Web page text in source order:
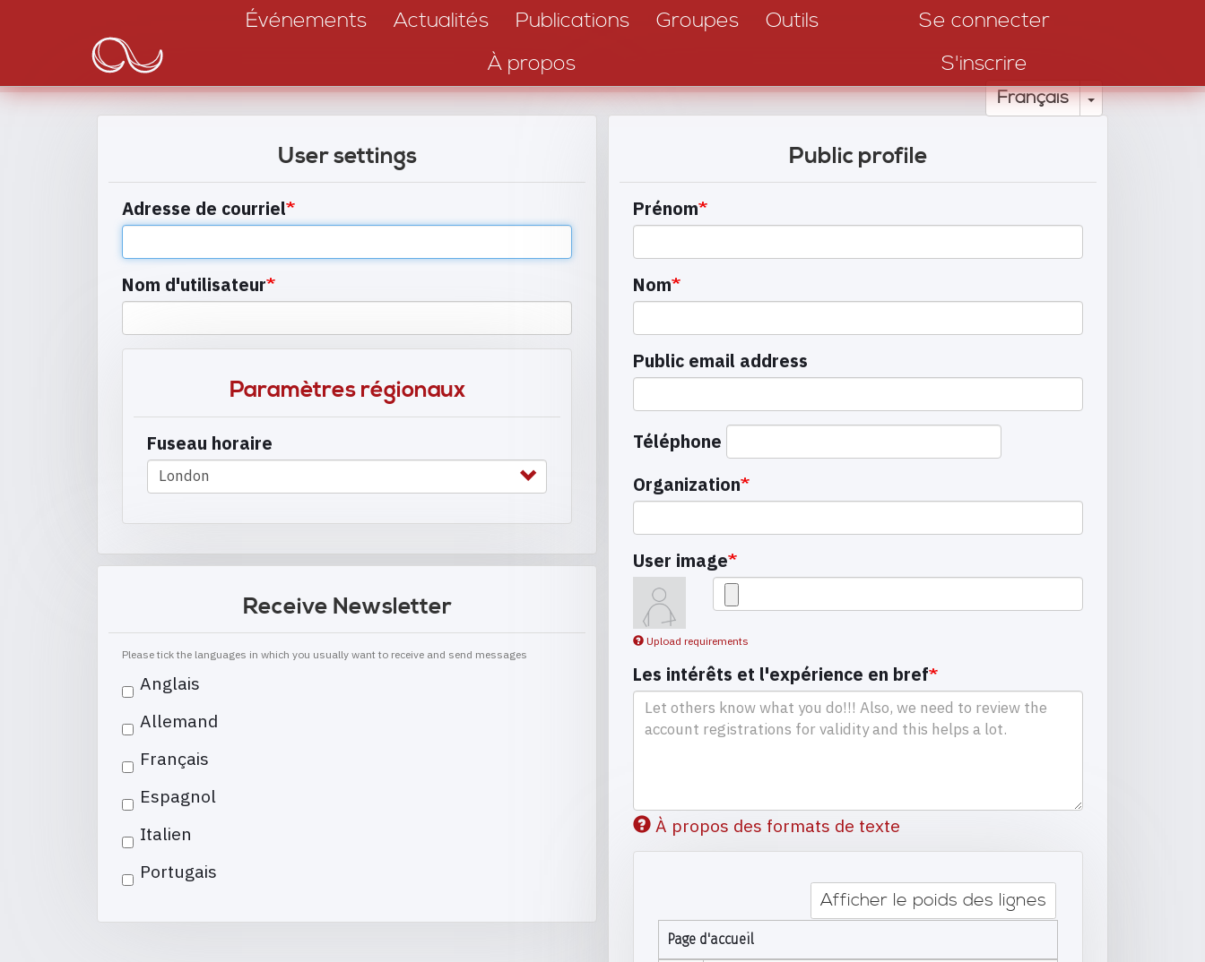
principal
navigation
Événements Actualités Publications Groupes
Outils
À propos
Se connecter
S'inscrire
Français Toggle
User settings
Adresse de courriel
Nom d'utilisateur
Paramètres régionaux
Fuseau horaire
Receive Newsletter
Please tick the languages in which you usually want to receive and send messages
Anglais
Allemand
Français
Espagnol
Italien
Portugais
Public profile
Prénom
Nom
Public email address
Téléphone
Organization
User image
Upload requirements
Les intérêts et l'expérience en bref
À propos des formats de texte
Afficher le poids des lignes
Page d'accueil